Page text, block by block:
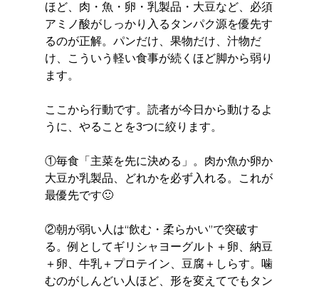
ほど、肉・魚・卵・乳製品・大豆など、必須
アミノ酸がしっかり入るタンパク源を優先す
るのが正解。パンだけ、果物だけ、汁物だ
け、こういう軽い食事が続くほど脚から弱り
ます。
ここから行動です。読者が今日から動けるよ
うに、やることを3つに絞ります。
①毎食「主菜を先に決める」。肉か魚か卵か
大豆か乳製品、どれかを必ず入れる。これが
最優先です🙂
②朝が弱い人は“飲む・柔らかい”で突破す
る。例としてギリシャヨーグルト＋卵、納豆
＋卵、牛乳＋プロテイン、豆腐＋しらす。噛
むのがしんどい人ほど、形を変えてでもタン